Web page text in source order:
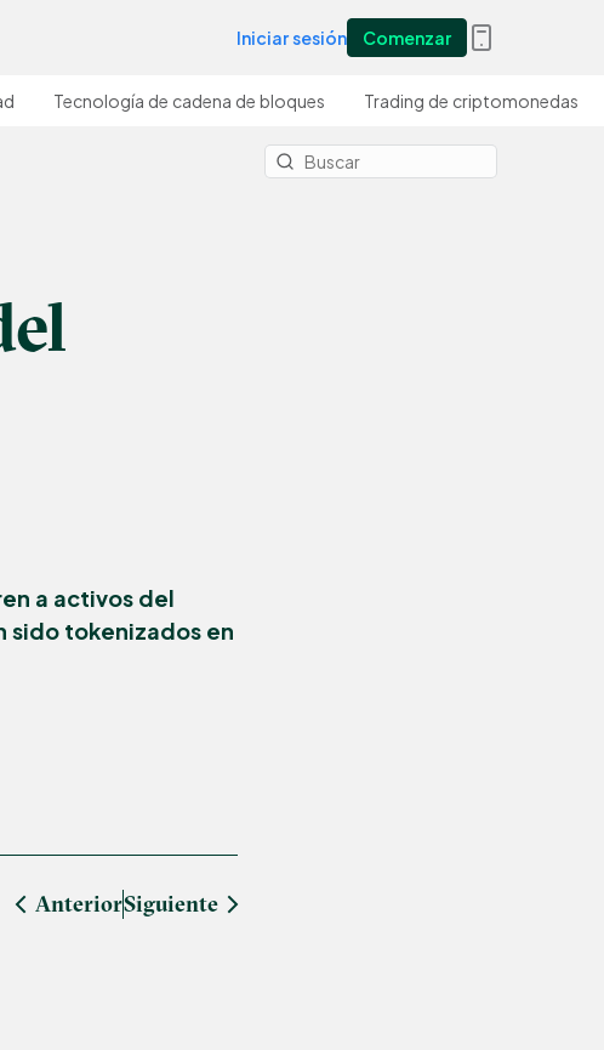
Iniciar sesión Comenzar
Tecnología de cadena de bloques Trading de criptomonedas
a activos del
sido tokenizados en
AnteriorSiguiente